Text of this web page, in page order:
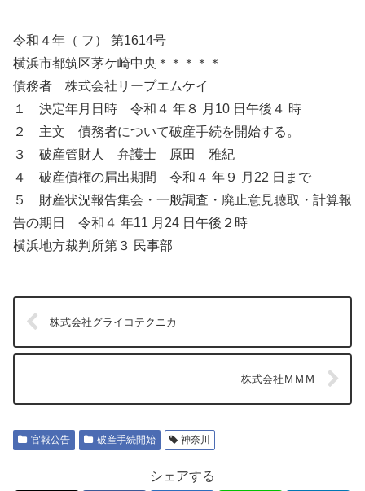
令和４年（ フ） 第1614号
横浜市都筑区茅ケ崎中央＊＊＊＊＊
債務者 株式会社リープエムケイ
１ 決定年月日時 令和４ 年８ 月10 日午後４ 時
２ 主文 債務者について破産手続を開始する。
３ 破産管財人 弁護士 原田 雅紀
４ 破産債権の届出期間 令和４ 年９ 月22 日まで
５ 財産状況報告集会・一般調査・廃止意見聴取・計算報
告の期日 令和４ 年11 月24 日午後２時
横浜地方裁判所第３ 民事部
株式会社グライコテクニカ
株式会社ＭＭＭ
官報公告 破産手続開始 神奈川
シェアする